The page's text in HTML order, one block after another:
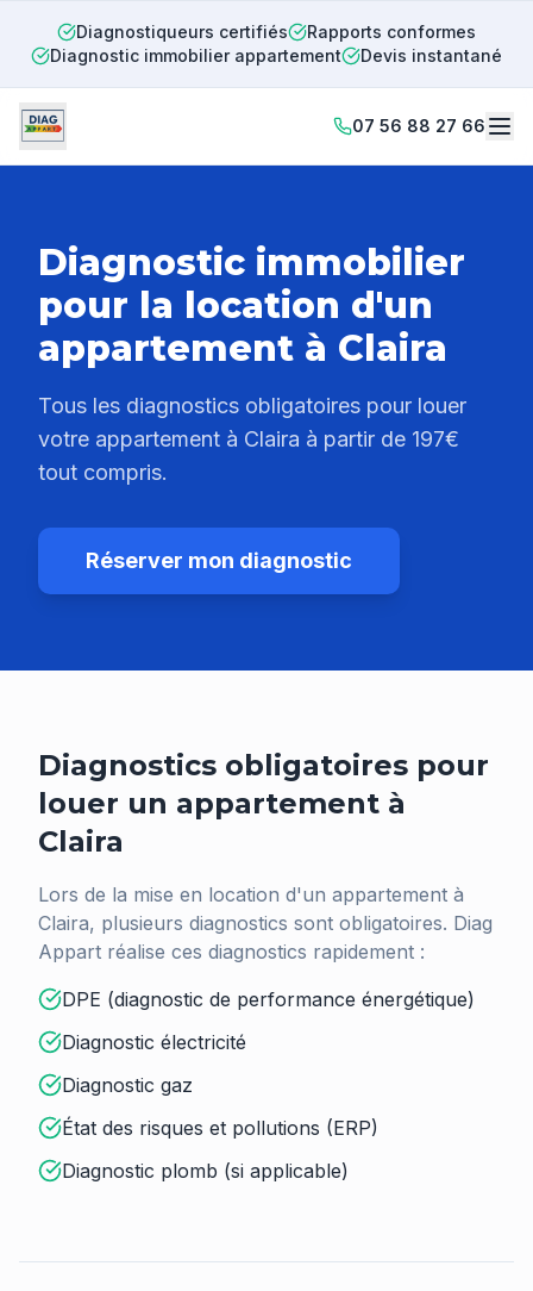
Diagnostiqueurs certifiés
Rapports conformes
Diagnostic immobilier appartement
Devis instantané
07 56 88 27 66
Diagnostic immobilier
pour la location d'un
appartement à Claira
Tous les diagnostics obligatoires pour louer
votre appartement à Claira à partir de 197€
tout compris.
Réserver mon diagnostic
Diagnostics obligatoires pour
louer un appartement à
Claira
Lors de la mise en location d'un appartement à
Claira, plusieurs diagnostics sont obligatoires. Diag
Appart réalise ces diagnostics rapidement :
DPE (diagnostic de performance énergétique)
Diagnostic électricité
Diagnostic gaz
État des risques et pollutions (ERP)
Diagnostic plomb (si applicable)